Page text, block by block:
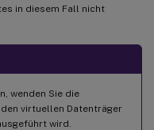
in diesem Fall nicht
wenden Sie die
virtuellen Datenträger
wird.